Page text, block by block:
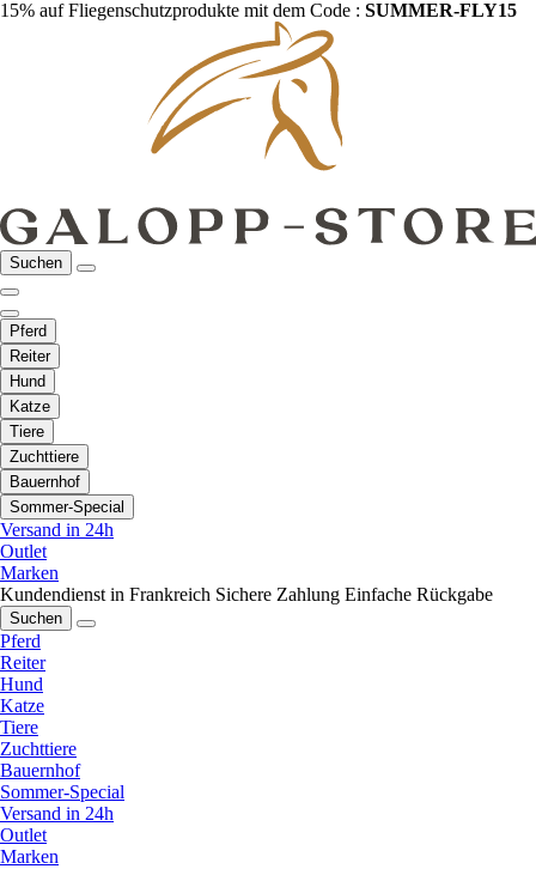
15% auf Fliegenschutzprodukte mit dem Code : SUMMER-FLY15
Suchen
Pferd
Reiter
Hund
Katze
Tiere
Zuchttiere
Bauernhof
Sommer-Special
Versand in 24h
Outlet
Marken
Kundendienst in Frankreich Sichere Zahlung Einfache Rückgabe
Suchen
Pferd
Reiter
Hund
Katze
Tiere
Zuchttiere
Bauernhof
Sommer-Special
Versand in 24h
Outlet
Marken